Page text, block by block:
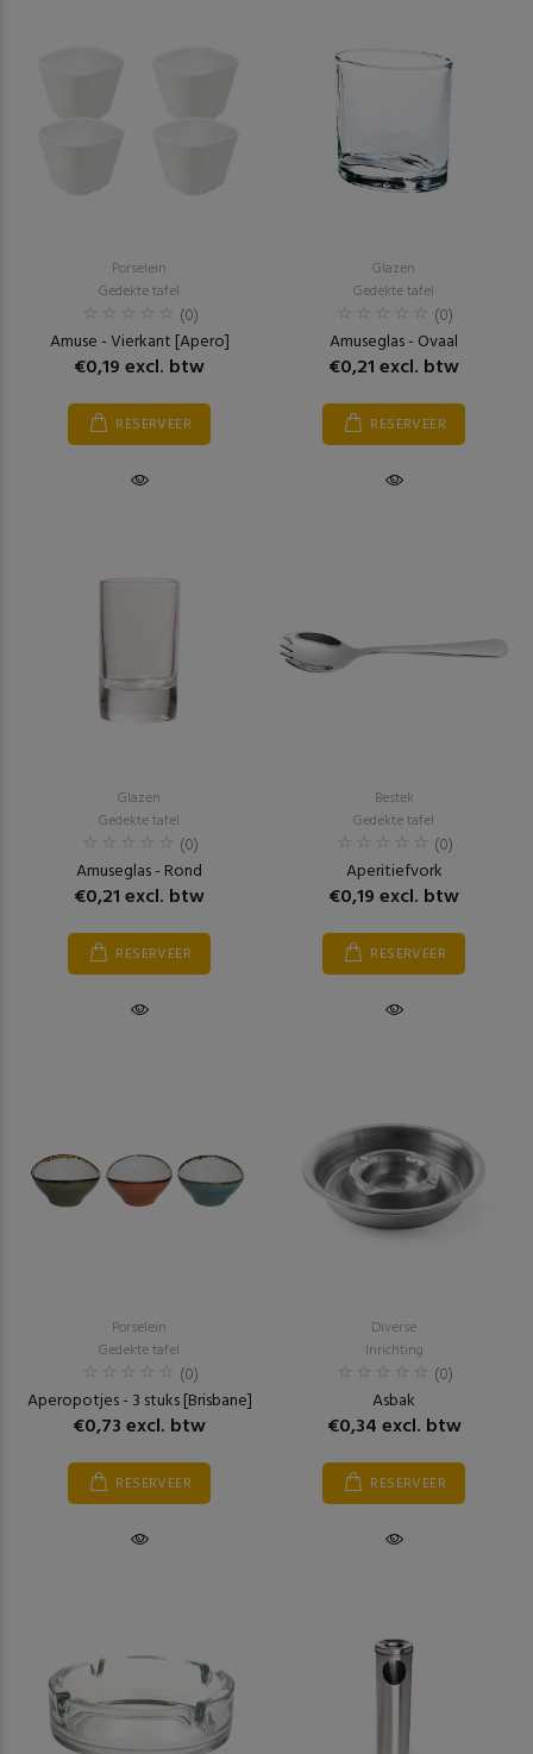
Porselein
Gedekte tafel
(0)
Amuse - Vierkant [Apero]
€0,19 excl. btw
RESERVEER
Glazen
Gedekte tafel
(0)
Amuseglas - Ovaal
€0,21 excl. btw
RESERVEER
Glazen
Gedekte tafel
(0)
Amuseglas - Rond
€0,21 excl. btw
RESERVEER
Bestek
Gedekte tafel
(0)
Aperitiefvork
€0,19 excl. btw
RESERVEER
Porselein
Gedekte tafel
(0)
Aperopotjes - 3 stuks [Brisbane]
€0,73 excl. btw
RESERVEER
Diverse
Inrichting
(0)
Asbak
€0,34 excl. btw
RESERVEER